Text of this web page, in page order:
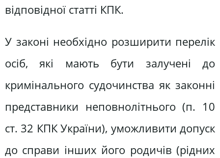
відповідної статті КПК.
У законі необхідно розширити перелік
осіб, які мають бути залучені до
кримінального судочинства як законні
представники неповнолітнього (п. 10
ст. 32 КПК України), уможливити допуск
до справи інших його родичів (рідних